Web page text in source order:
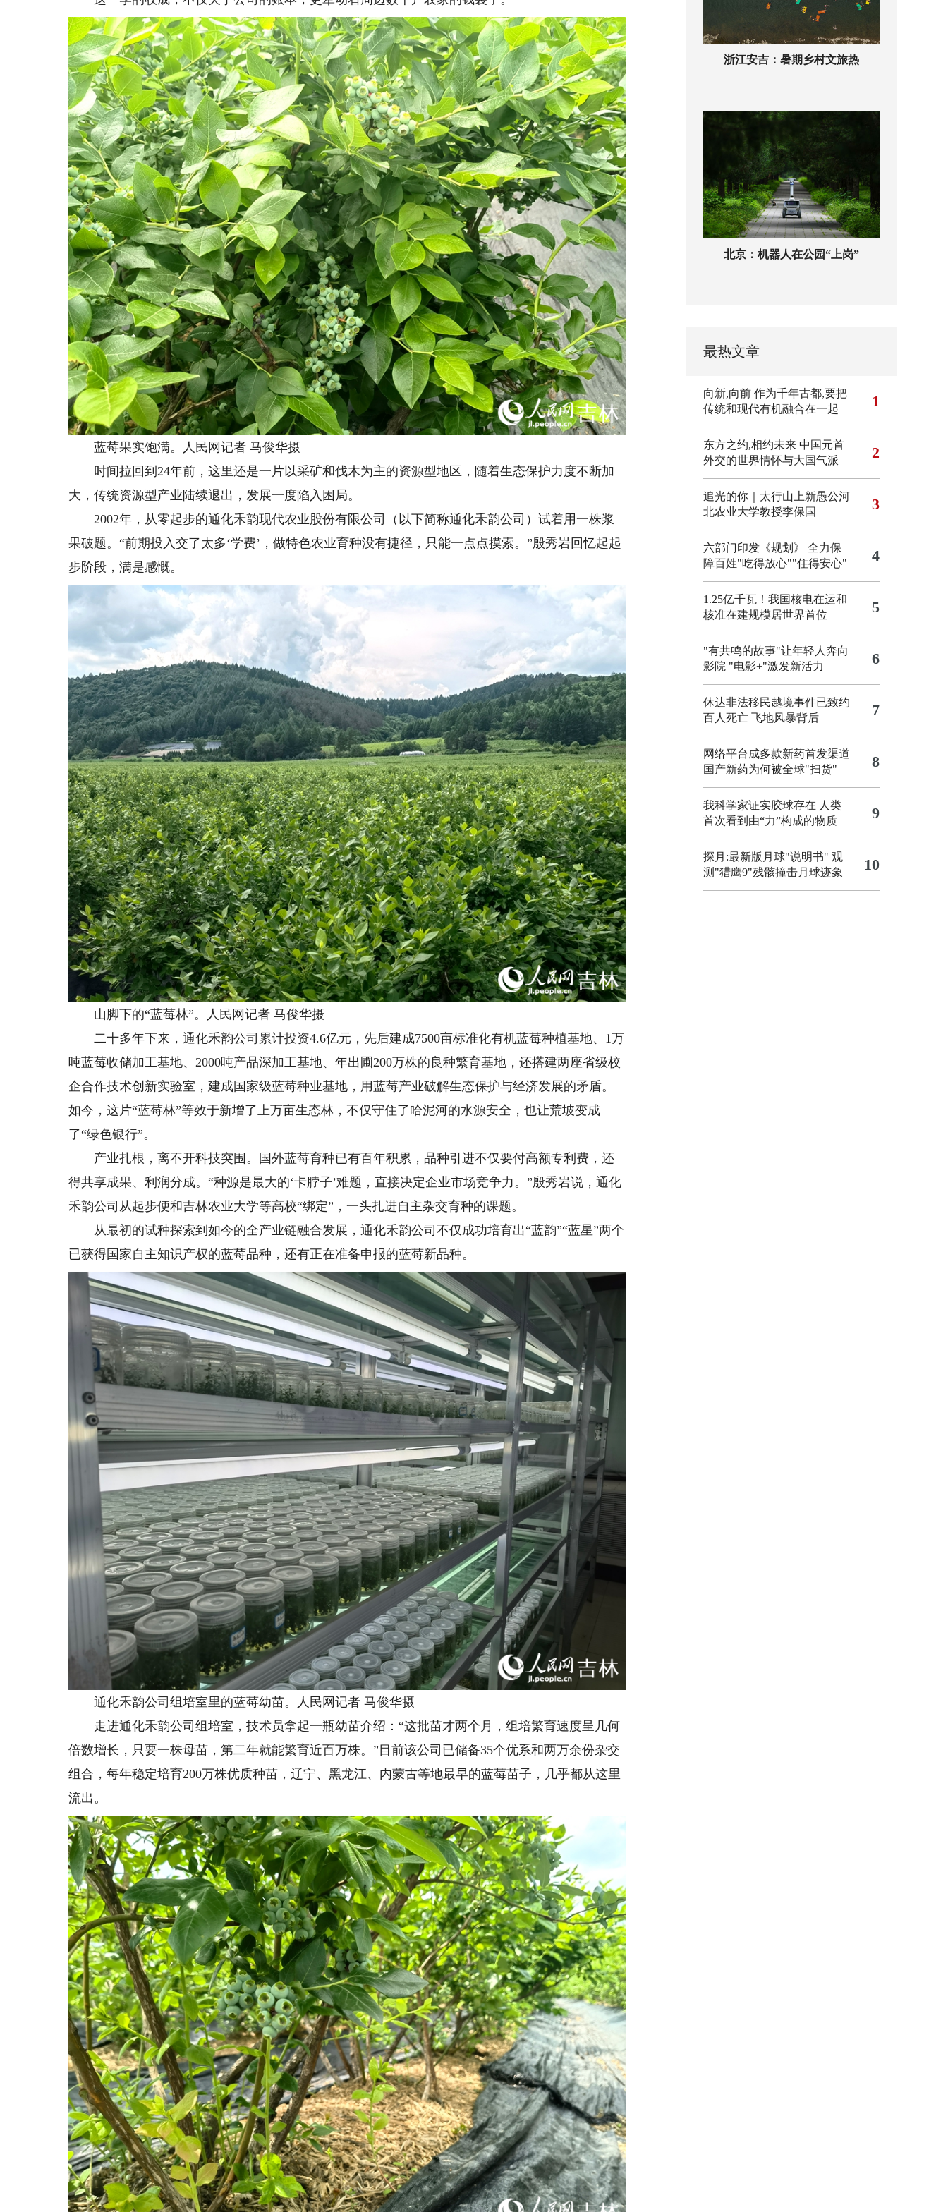
蓝莓果实饱满。人民网记者 马俊华摄
时间拉回到24年前，这里还是一片以采矿和伐木为主的资源型地区，随着生态保护力度不断加
大，传统资源型产业陆续退出，发展一度陷入困局。
2002年，从零起步的通化禾韵现代农业股份有限公司（以下简称通化禾韵公司）试着用一株浆
果破题。“前期投入交了太多‘学费’，做特色农业育种没有捷径，只能一点点摸索。”殷秀岩回忆起起
步阶段，满是感慨。
山脚下的“蓝莓林”。人民网记者 马俊华摄
二十多年下来，通化禾韵公司累计投资4.6亿元，先后建成7500亩标准化有机蓝莓种植基地、1万
吨蓝莓收储加工基地、2000吨产品深加工基地、年出圃200万株的良种繁育基地，还搭建两座省级校
企合作技术创新实验室，建成国家级蓝莓种业基地，用蓝莓产业破解生态保护与经济发展的矛盾。
如今，这片“蓝莓林”等效于新增了上万亩生态林，不仅守住了哈泥河的水源安全，也让荒坡变成
了“绿色银行”。
产业扎根，离不开科技突围。国外蓝莓育种已有百年积累，品种引进不仅要付高额专利费，还
得共享成果、利润分成。“种源是最大的‘卡脖子’难题，直接决定企业市场竞争力。”殷秀岩说，通化
禾韵公司从起步便和吉林农业大学等高校“绑定”，一头扎进自主杂交育种的课题。
从最初的试种探索到如今的全产业链融合发展，通化禾韵公司不仅成功培育出“蓝韵”“蓝星”两个
已获得国家自主知识产权的蓝莓品种，还有正在准备申报的蓝莓新品种。
通化禾韵公司组培室里的蓝莓幼苗。人民网记者 马俊华摄
走进通化禾韵公司组培室，技术员拿起一瓶幼苗介绍：“这批苗才两个月，组培繁育速度呈几何
倍数增长，只要一株母苗，第二年就能繁育近百万株。”目前该公司已储备35个优系和两万余份杂交
组合，每年稳定培育200万株优质种苗，辽宁、黑龙江、内蒙古等地最早的蓝莓苗子，几乎都从这里
流出。
浙江安吉：暑期乡村文旅热
北京：机器人在公园“上岗”
最热文章
向新,向前 作为千年古都,要把
传统和现代有机融合在一起
1
东方之约,相约未来 中国元首
外交的世界情怀与大国气派
2
追光的你｜太行山上新愚公河
北农业大学教授李保国
3
六部门印发《规划》 全力保
障百姓"吃得放心""住得安心"
4
1.25亿千瓦！我国核电在运和
核准在建规模居世界首位
5
"有共鸣的故事"让年轻人奔向
影院 "电影+"激发新活力 6
休达非法移民越境事件已致约
百人死亡 飞地风暴背后 7
网络平台成多款新药首发渠道
国产新药为何被全球"扫货"
8
我科学家证实胶球存在 人类
首次看到由“力”构成的物质
9
探月:最新版月球"说明书" 观
测"猎鹰9"残骸撞击月球迹象
10